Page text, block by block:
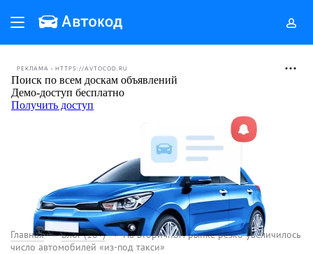
РЕКЛАМА • HTTPS://AVTOCOD.RU
Главная Блог (18+)
На вторичном рынке резко увеличилось
число автомобилей «из-под такси»